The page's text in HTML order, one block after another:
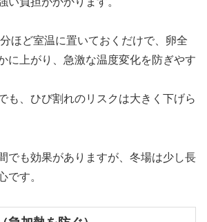
ほど室温に置いておくだけで、卵全
に上がり、急激な温度変化を防ぎやす
も、ひび割れのリスクは大きく下げら
でも効果がありますが、冬場は少し長
です。